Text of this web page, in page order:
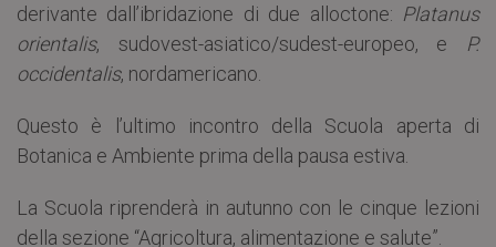
derivante dall’ibridazione di due alloctone: Platanus
orientalis, sudovest-asiatico/sudest-europeo, e P.
occidentalis, nordamericano.
Questo è l’ultimo incontro della Scuola aperta di
Botanica e Ambiente prima della pausa estiva.
La Scuola riprenderà in autunno con le cinque lezioni
della sezione “Agricoltura, alimentazione e salute”.